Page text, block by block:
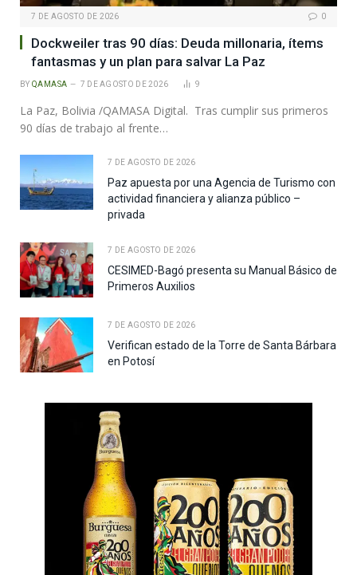
7 DE AGOSTO DE 2026 0
Dockweiler tras 90 días: Deuda millonaria, ítems
fantasmas y un plan para salvar La Paz
BY QAMASA 7 DE AGOSTO DE 2026 9
La Paz, Bolivia /QAMASA Digital. Tras cumplir sus primeros
90 días de trabajo al frente…
7 DE AGOSTO DE 2026
Paz apuesta por una Agencia de Turismo con
actividad financiera y alianza público –
privada
7 DE AGOSTO DE 2026
CESIMED-Bagó presenta su Manual Básico de
Primeros Auxilios
7 DE AGOSTO DE 2026
Verifican estado de la Torre de Santa Bárbara
en Potosí